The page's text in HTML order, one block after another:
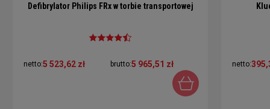
Defibrylator Philips FRx w torbie transportowej
netto:5 523,62 zł brutto:5 965,51 zł netto: